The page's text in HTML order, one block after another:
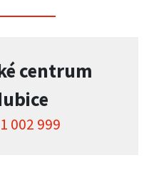
centrum
002 999